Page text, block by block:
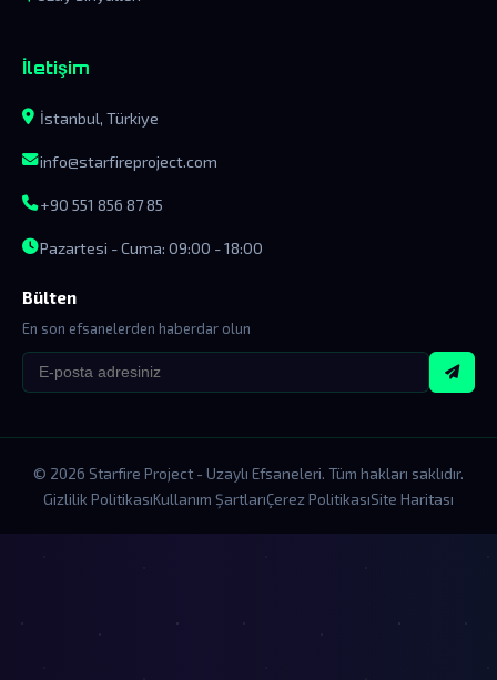
İletişim
İstanbul, Türkiye
info@starfireproject.com
+90 551 856 87 85
Pazartesi - Cuma: 09:00 - 18:00
Bülten
En son efsanelerden haberdar olun
© 2026 Starfire Project - Uzaylı Efsaneleri. Tüm hakları saklıdır.
Gizlilik PolitikasıKullanım ŞartlarıÇerez PolitikasıSite Haritası